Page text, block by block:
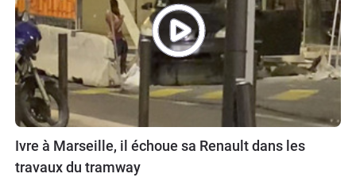
Ivre à Marseille, il échoue sa Renault dans les
travaux du tramway